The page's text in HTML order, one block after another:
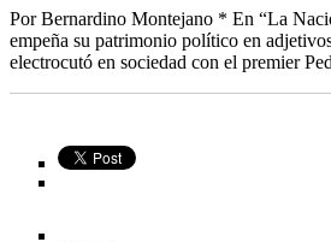
Por Bernardino Montejano * En “La
empeña su patrimonio político en
electrocutó en sociedad con el premier